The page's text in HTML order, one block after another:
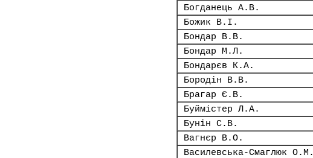
Богданець А.В.
Божик В.І.
Бондар В.В.
Бондар М.Л.
Бондарєв К.А.
Бородін В.В.
Брагар Є.В.
Буймістер Л.А.
Бунін С.В.
Вагнєр В.О.
Василевська-Смаглюк О.М.